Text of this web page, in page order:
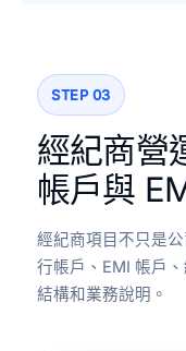
STEP 03
經紀商營
帳戶與
經紀商項目不只是
行帳戶、EMI 帳戶
結構和業務說明。